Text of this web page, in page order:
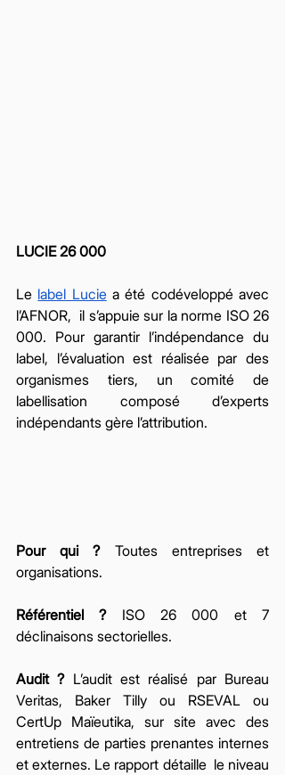
LUCIE 26 000
Le label Lucie a été codéveloppé avec
l’AFNOR,  il s’appuie sur la norme ISO 26
000. Pour garantir l’indépendance du
label, l’évaluation est réalisée par des
organismes tiers, un comité de
labellisation composé d’experts
indépendants gère l’attribution.
Pour qui ? Toutes entreprises et
organisations.
Référentiel ? ISO 26 000 et 7
déclinaisons sectorielles.
Audit ? L’audit est réalisé par Bureau
Veritas, Baker Tilly ou RSEVAL ou
CertUp Maïeutika, sur site avec des
entretiens de parties prenantes internes
et externes. Le rapport détaille  le niveau